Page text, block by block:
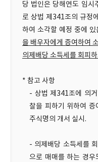
당 법인은 당해연도 임시
로 상법 제341조의 규정
하여 소각할 예정 중에 있
을 배우자에게 증여하여
의제배당 소득세를 회피
* 참고 사항
- 상법 제341조에 의
찰을 피하기 위하여 증
주식명의 개서 실시.
- 의제배당 소득세를
으로 매매를 하는 경우